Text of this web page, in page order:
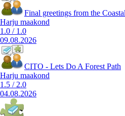
Final greetings from the
Harju maakond
1.0 / 1.0
09.08.2026
CITO - Lets Do A Forest Path
Harju maakond
1.5 / 2.0
04.08.2026